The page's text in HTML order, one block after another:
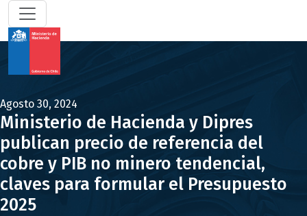
Agosto 30, 2024
Ministerio de Hacienda y Dipres
publican precio de referencia del
cobre y PIB no minero tendencial,
claves para formular el Presupuesto
2025